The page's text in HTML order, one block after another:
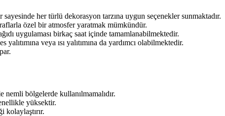
her türlü dekorasyon tarzına uygun seçenekler sunmaktadır.
özel bir atmosfer yaratmak mümkündür.
uygulaması birkaç saat içinde tamamlanabilmektedir.
veya ısı yalıtımına da yardımcı olabilmektedir.
nemli bölgelerde kullanılmamalıdır.
yüksektir.
kolaylaştırır.